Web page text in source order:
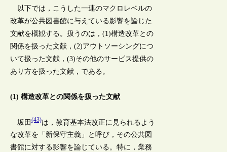
以下では，こうした一連のマクロレベルの
改革が公共図書館に与えている影響を論じた
文献を概観する。扱うのは，(1)構造改革との
関係を扱った文献，(2)アウトソーシングにつ
いて扱った文献，(3)その他のサービス提供の
あり方を扱った文献，である。
(1) 構造改革との関係を扱った文献
坂田(43)は，教育基本法改正に見られるよう
な改革を「新保守主義」と呼び，その公共図
書館に対する影響を論じている。特に，業務